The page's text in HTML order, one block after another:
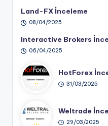
Land-FX İnceleme
08/04/2025
Interactive Brokers
06/04/2025
HotForex
31/03/2025
Weltrade
29/03/2025